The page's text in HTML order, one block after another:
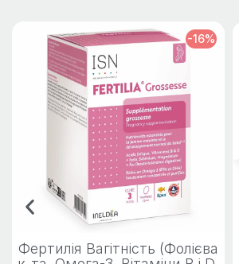
-16%
Фертилія Вагітність (Фолієва